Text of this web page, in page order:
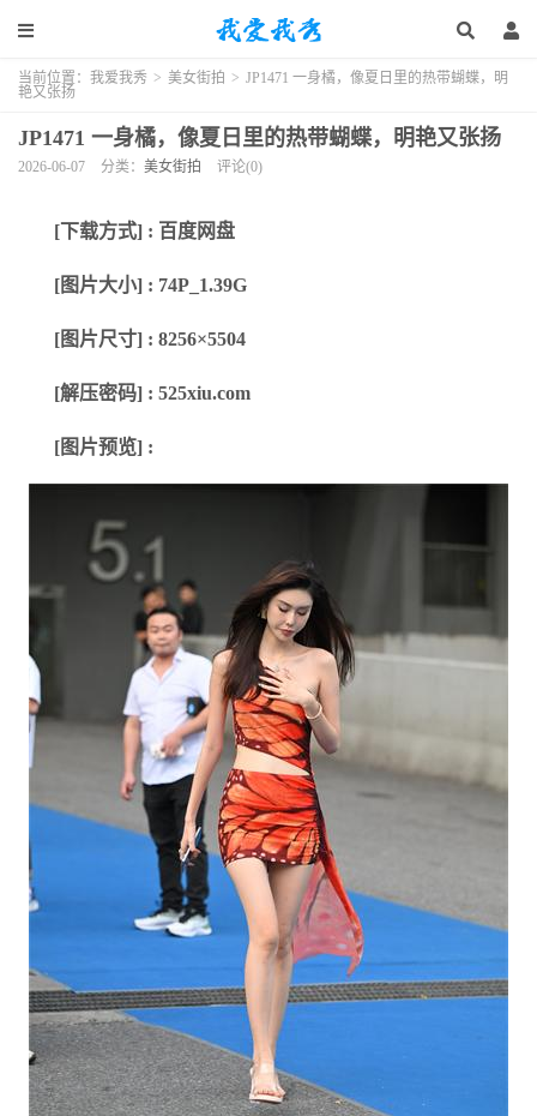
当前位置： 我爱我秀 > 美女街拍 > JP1471 一身橘，像夏日里的热带蝴蝶，明
艳又张扬
JP1471 一身橘，像夏日里的热带蝴蝶，明艳又张扬
2026-06-07 分类： 美女街拍 评论(0)
[下载方式] : 百度网盘
[图片大小] : 74P_1.39G
[图片尺寸] : 8256×5504
[解压密码] : 525xiu.com
[图片预览] :